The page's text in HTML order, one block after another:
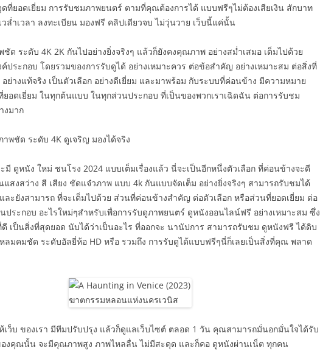
ดที่ยอดเยี่ยม การรับชมภาพยนตร์ ตามที่คุณต้องการได้ แบบฟรีๆไม่ต้องเสียเงิน สักบาท
วล่ำเวลา ลงทะเบียน มองฟรี คลิปเดียวจบ ไม่วุ่นวาย เว็บนี้แค่นั้น
ด ระดับ 4K 2K กันไปอย่างยิ่งจริงๆ แล้วก็ยังคงคุณภาพ อย่างสม่ำเสมอ เต็มไปด้วย
ประกอบ โดยรวมของการรับดูได้ อย่างเหมาะควร ต่อข้อสำคัญ อย่างเหมาะสม ต่อสิ่งที่
ย่างแท้จริง เป็นตัวเลือก อย่างดีเยี่ยม และมาพร้อม กับระบบที่ค่อนข้าง มีความหมาย
อดเยี่ยม ในทุกต้นแบบ ในทุกส่วนประกอบ ที่เป็นของพวกเราเฉิดฉัน ต่อการรับชม
งมาก
พชัด ระดับ 4K ดูเจริญ มองได้จริง
ะมี ดูหนัง ใหม่ ชนโรง 2024 แบบเต็มเรื่องแล้ว นี่จะเป็นอีกหนึ่งตัวเลือก ที่ค่อนข้างจะดี
แสงสว่าง สี เสียง ชัดแจ๋วภาพ แบบ 4k กันแบบจัดเต็ม อย่างยิ่งจริงๆ สามารถรับชมได้
ละยังสามารถ ที่จะเต็มไปด้วย ส่วนที่ค่อนข้างสำคัญ ต่อตัวเลือก หรือส่วนที่ยอดเยี่ยม ต่อ
ประกอบ อะไรใหม่ๆสำหรับเพื่อการรับดูภาพยนตร์ ดูหนังออนไลน์ฟรี อย่างเหมาะสม ซึ่ง
เป็นสิ่งที่สุดยอด นับได้ว่าเป็นอะไร ที่ออกจะ นานัปการ สามารถรับชม ดูหนังฟรี ได้ดิบ
ลมคมชัด ระดับอัลยี่ห้อ HD หรือ รวมถึง การรับดูได้แบบฟรีๆนี่ก็เลยเป็นสิ่งที่คุณ พลาด
เว็บ ของเรา มีทีมปรับปรุง แล้วก็ดูแลเว็บไซต์ ตลอด 1 วัน คุณสามารถมั่นอกมั่นใจได้รับ
งคุณนั้น จะมีคุณภาพสูง ภาพไหลลื่น ไม่มีสะดุด และก็คอ ดูหนังผ่านเน็ต ทุกคน